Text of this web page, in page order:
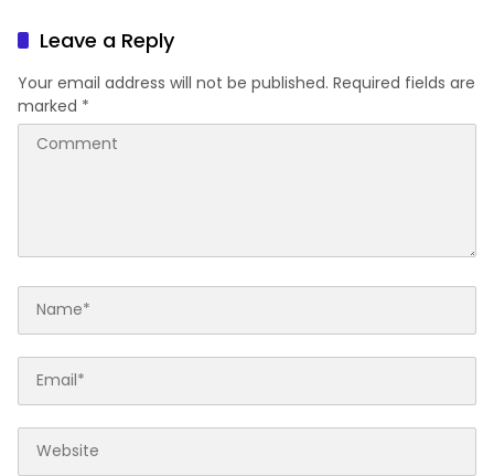
Leave a Reply
Your email address will not be published. Required fields are
marked *